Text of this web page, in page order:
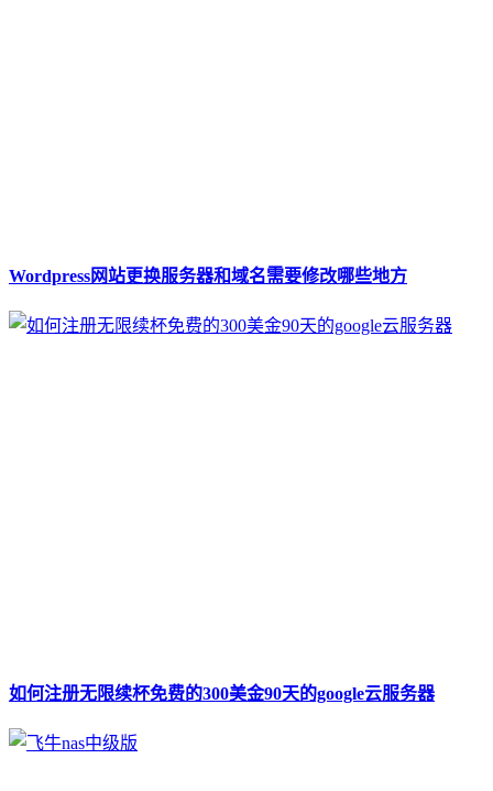
Wordpress网站更换服务器和域名需要修改哪些地方
如何注册无限续杯免费的300美金90天的google云服务器